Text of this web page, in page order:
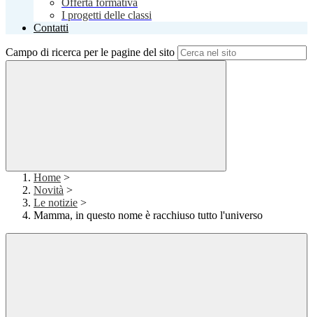
Offerta formativa
I progetti delle classi
Contatti
Campo di ricerca per le pagine del sito
Home >
Novità >
Le notizie >
Mamma, in questo nome è racchiuso tutto l'universo